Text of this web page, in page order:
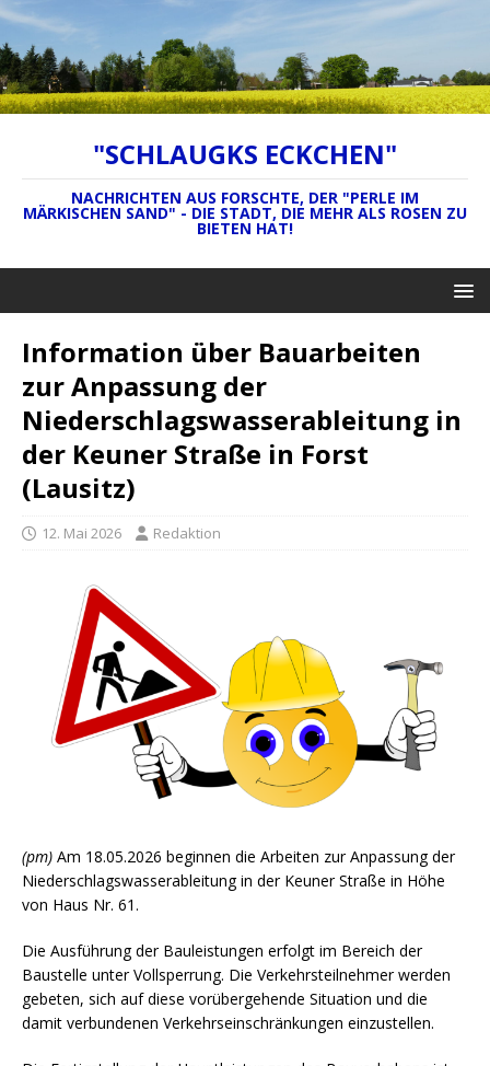
"SCHLAUGKS ECKCHEN"
NACHRICHTEN AUS FORSCHTE, DER "PERLE IM
MÄRKISCHEN SAND" - DIE STADT, DIE MEHR ALS ROSEN ZU
BIETEN HAT!
Information über Bauarbeiten
zur Anpassung der
Niederschlagswasserableitung in
der Keuner Straße in Forst
(Lausitz)
12. Mai 2026 Redaktion
(pm) Am 18.05.2026 beginnen die Arbeiten zur Anpassung der
Niederschlagswasserableitung in der Keuner Straße in Höhe
von Haus Nr. 61.
Die Ausführung der Bauleistungen erfolgt im Bereich der
Baustelle unter Vollsperrung. Die Verkehrsteilnehmer werden
gebeten, sich auf diese vorübergehende Situation und die
damit verbundenen Verkehrseinschränkungen einzustellen.